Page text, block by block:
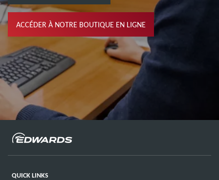
ACCÉDER À NOTRE BOUTIQUE EN LIGNE
QUICK LINKS